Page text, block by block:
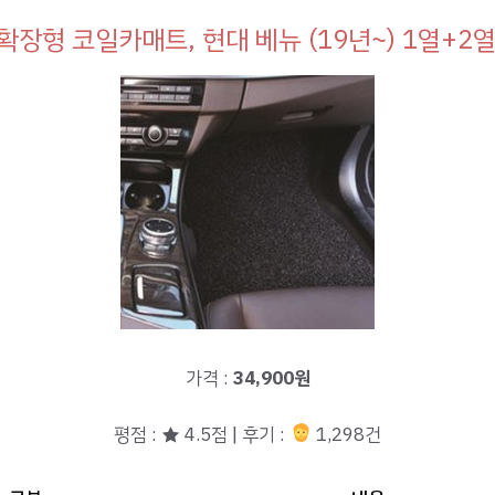
장형 코일카매트, 현대 베뉴 (19년~) 1열+2
가격 : 34,900원
평점 : ★ 4.5점 | 후기 : 1,298건